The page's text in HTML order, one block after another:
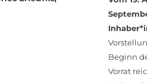
Beginn
Vorrat